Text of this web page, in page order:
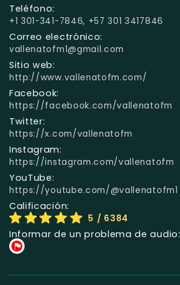
Teléfono:
+1 301-341-7846, +57 301 3417846
Correo electrónico:
vallenatofm1@gmail.com
Sitio web:
http://www.vallenatofm.com/
Facebook:
https://facebook.com/vallenatofm
Twitter:
https://x.com/vallenatofm
Instagram:
https://instagram.com/vallenatofm
YouTube:
https://youtube.com/@vallenatofm1
Calificación:
5 / 6384
Informar de un problema de audio: